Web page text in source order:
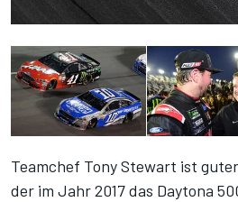
Teamchef Tony Stewart ist
der im Jahr 2017 das Daytona